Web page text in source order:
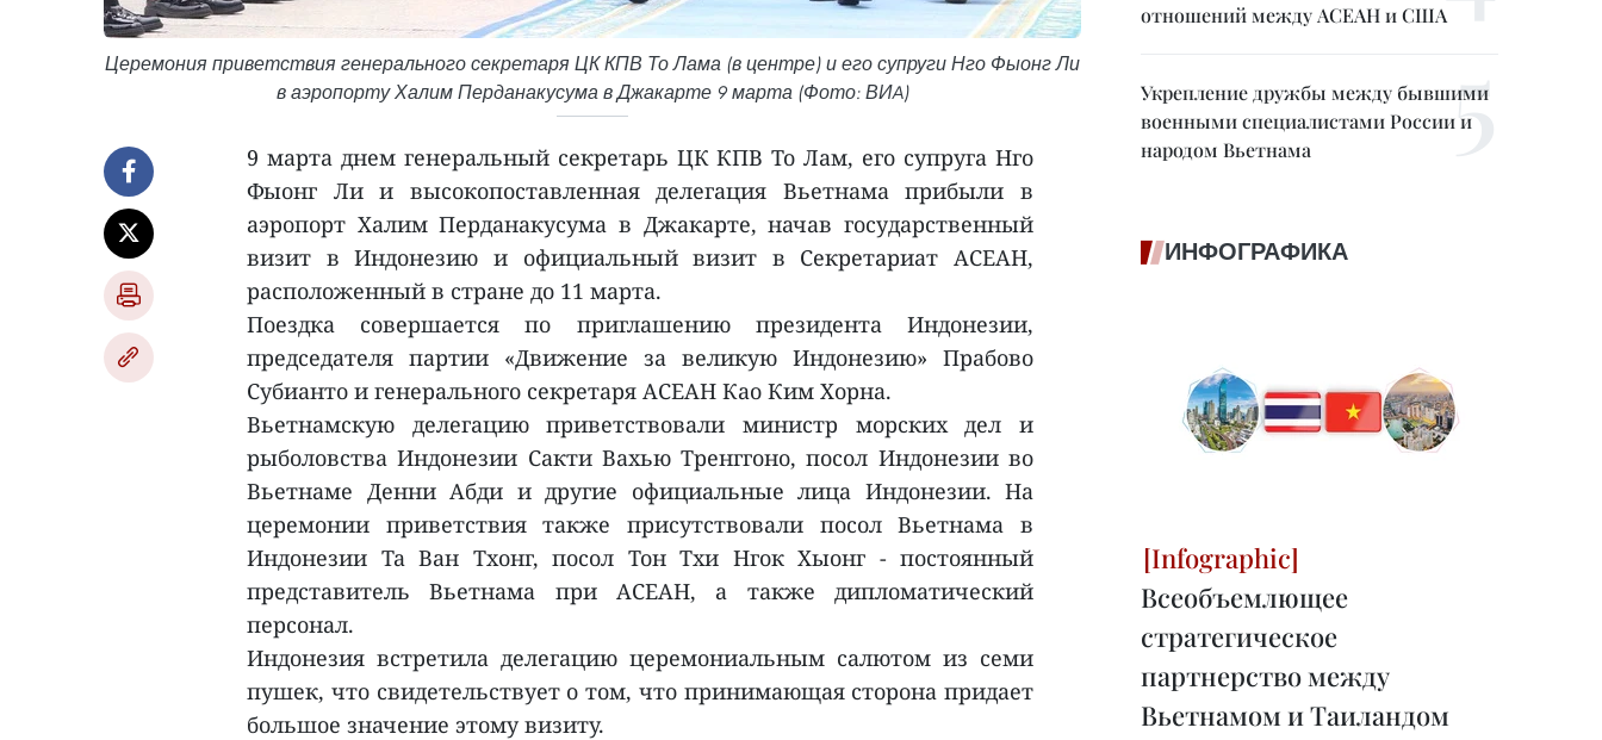
Церемония приветствия генерального секретаря ЦК КПВ То Лама (в центре) и его супруги Нго Фыонг Ли
в аэропорту Халим Перданакусума в Джакарте 9 марта (Фото: ВИA)
9 марта днем генеральный секретарь ЦК КПВ То Лам, его супруга Нго
Фыонг Ли и высокопоставленная делегация Вьетнама прибыли в
аэропорт Халим Перданакусума в Джакарте, начав государственный
визит в Индонезию и официальный визит в Секретариат АСЕАН,
расположенный в стране до 11 марта.
Поездка совершается по приглашению президента Индонезии,
председателя партии «Движение за великую Индонезию» Прабово
Субианто и генерального секретаря АСЕАН Као Ким Хорна.
Вьетнамскую делегацию приветствовали министр морских дел и
рыболовства Индонезии Сакти Вахью Тренггоно, посол Индонезии во
Вьетнаме Денни Абди и другие официальные лица Индонезии. На
церемонии приветствия также присутствовали посол Вьетнама в
Индонезии Та Ван Тхонг, посол Тон Тхи Нгок Хыонг - постоянный
представитель Вьетнама при АСЕАН, а также дипломатический
персонал.
Индонезия встретила делегацию церемониальным салютом из семи
пушек, что свидетельствует о том, что принимающая сторона придает
большое значение этому визиту.
отношений между АСЕАН и США
Укрепление дружбы между бывшими
военными специалистами России и
народом Вьетнама
ИНФОГРАФИКА
Всеобъемлющее
стратегическое
партнерство между
Вьетнамом и Таиландом